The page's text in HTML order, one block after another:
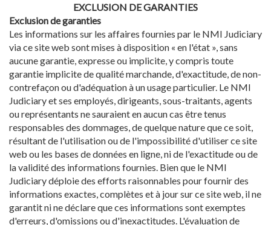
EXCLUSION DE GARANTIES
Exclusion de garanties
Les informations sur les affaires fournies par le NMI Judiciary
via ce site web sont mises à disposition « en l'état », sans
aucune garantie, expresse ou implicite, y compris toute
garantie implicite de qualité marchande, d'exactitude, de non-
contrefaçon ou d'adéquation à un usage particulier. Le NMI
Judiciary et ses employés, dirigeants, sous-traitants, agents
ou représentants ne sauraient en aucun cas être tenus
responsables des dommages, de quelque nature que ce soit,
résultant de l'utilisation ou de l'impossibilité d'utiliser ce site
web ou les bases de données en ligne, ni de l'exactitude ou de
la validité des informations fournies. Bien que le NMI
Judiciary déploie des efforts raisonnables pour fournir des
informations exactes, complètes et à jour sur ce site web, il ne
garantit ni ne déclare que ces informations sont exemptes
d'erreurs, d'omissions ou d'inexactitudes. L'évaluation de